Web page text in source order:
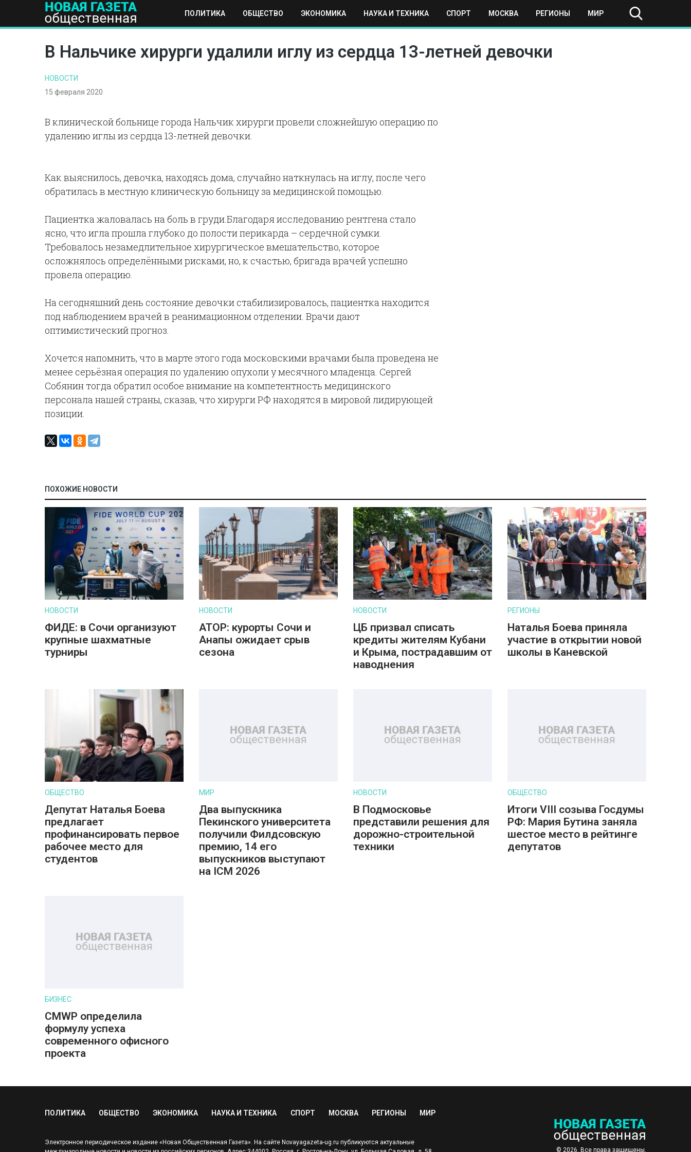
ПОЛИТИКА ОБЩЕСТВО ЭКОНОМИКА НАУКА И ТЕХНИКА СПОРТ МОСКВА РЕГИОНЫ МИР
ПОЛИТИКА ОБЩЕСТВО ЭКОНОМИКА НАУКА И ТЕХНИКА СПОРТ МОСКВА РЕГИОНЫ МИР
В Нальчике хирурги удалили иглу из сердца 13-летней девочки
НОВОСТИ
15 февраля 2020
В клинической больнице города Нальчик хирурги провели сложнейшую операцию по
удалению иглы из сердца 13-летней девочки.
Как выяснилось, девочка, находясь дома, случайно наткнулась на иглу, после чего
обратилась в местную клиническую больницу за медицинской помощью.
Пациентка жаловалась на боль в груди.Благодаря исследованию рентгена стало
ясно, что игла прошла глубоко до полости перикарда – сердечной сумки.
Требовалось незамедлительное хирургическое вмешательство, которое
осложнялось определёнными рисками, но, к счастью, бригада врачей успешно
провела операцию.
На сегодняшний день состояние девочки стабилизировалось, пациентка находится
под наблюдением врачей в реанимационном отделении. Врачи дают
оптимистический прогноз.
Хочется напомнить, что в марте этого года московскими врачами была проведена не
менее серьёзная операция по удалению опухоли у месячного младенца. Сергей
Собянин тогда обратил особое внимание на компетентность медицинского
персонала нашей страны, сказав, что хирурги РФ находятся в мировой лидирующей
позиции.
ПОХОЖИЕ НОВОСТИ
НОВОСТИ
ФИДЕ: в Сочи организуют
крупные шахматные
турниры
НОВОСТИ
АТОР: курорты Сочи и
Анапы ожидает срыв
сезона
НОВОСТИ
ЦБ призвал списать
кредиты жителям Кубани
и Крыма, пострадавшим от
наводнения
РЕГИОНЫ
Наталья Боева приняла
участие в открытии новой
школы в Каневской
ОБЩЕСТВО
Депутат Наталья Боева
предлагает
профинансировать первое
рабочее место для
студентов
МИР
Два выпускника
Пекинского университета
получили Филдсовскую
премию, 14 его
выпускников выступают
на ICM 2026
НОВОСТИ
В Подмосковье
представили решения для
дорожно-строительной
техники
ОБЩЕСТВО
Итоги VIII созыва Госдумы
РФ: Мария Бутина заняла
шестое место в рейтинге
депутатов
БИЗНЕС
CMWP определила
формулу успеха
современного офисного
проекта
ПОЛИТИКА ОБЩЕСТВО ЭКОНОМИКА НАУКА И ТЕХНИКА СПОРТ МОСКВА РЕГИОНЫ МИР
Электронное периодическое издание «Новая Общественная Газета». На сайте Novayagazeta-ug.ru публикуются актуальные
© 2026. Все права защищены.